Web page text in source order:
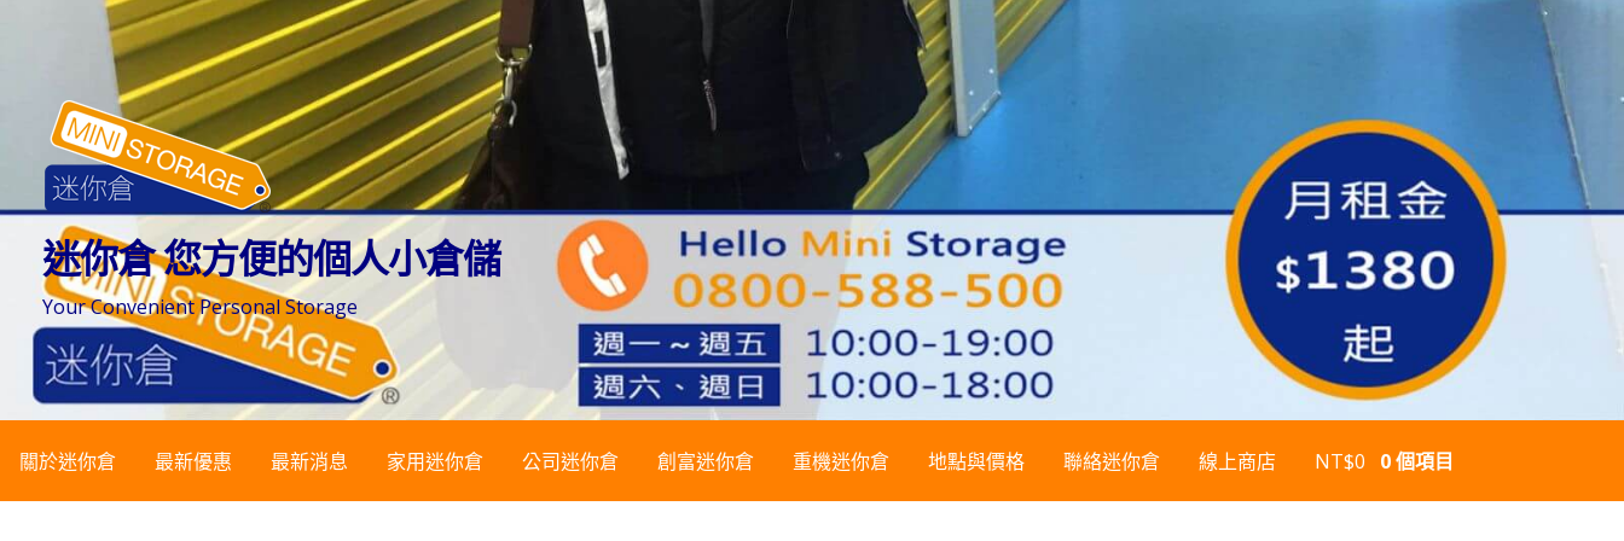
迷你倉 您方便的個人小倉儲
Your Convenient Personal Storage
關於迷你倉 最新優惠 最新消息 家用迷你倉 公司迷你倉 創富迷你倉 重機迷你倉 地點與價格 聯絡迷你倉 線上商店 NT$0 0 個項目